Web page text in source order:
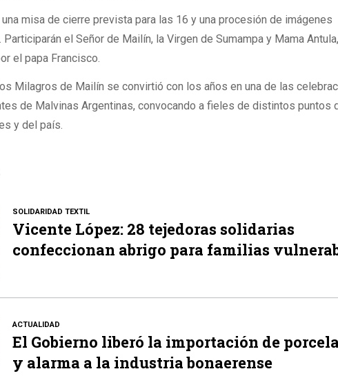
una misa de cierre prevista para las 16 y una procesión de imágenes
el Señor de Mailín, la Virgen de Sumampa y Mama
el papa Francisco.
Milagros de Mailín se convirtió con los años en una de las
de Malvinas Argentinas, convocando a fieles de distintos puntos
y del país.
SOLIDARIDAD TEXTIL
Vicente López: 28 tejedoras solidarias
confeccionan abrigo para familias
ACTUALIDAD
El Gobierno liberó la importación de
y alarma a la industria bonaerense